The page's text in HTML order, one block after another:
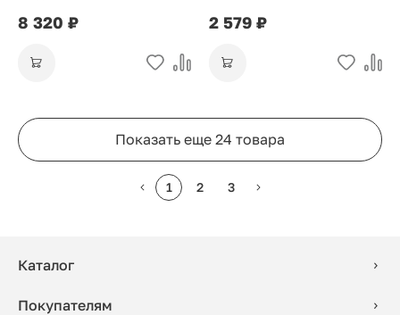
8 320 ₽ 2 579 ₽
Показать еще 24 товара
1 2 3
Каталог
Покупателям